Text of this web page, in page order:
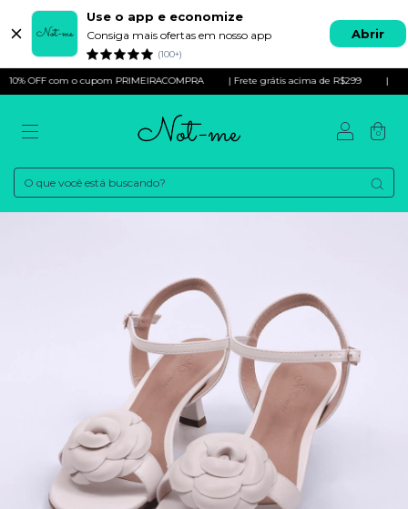
Use o app e economize
Consiga mais ofertas em nosso app
(100+)
Abrir
o cupom PRIMEIRACOMPRA | Frete grátis acima de R$299 | 10% OFF
0